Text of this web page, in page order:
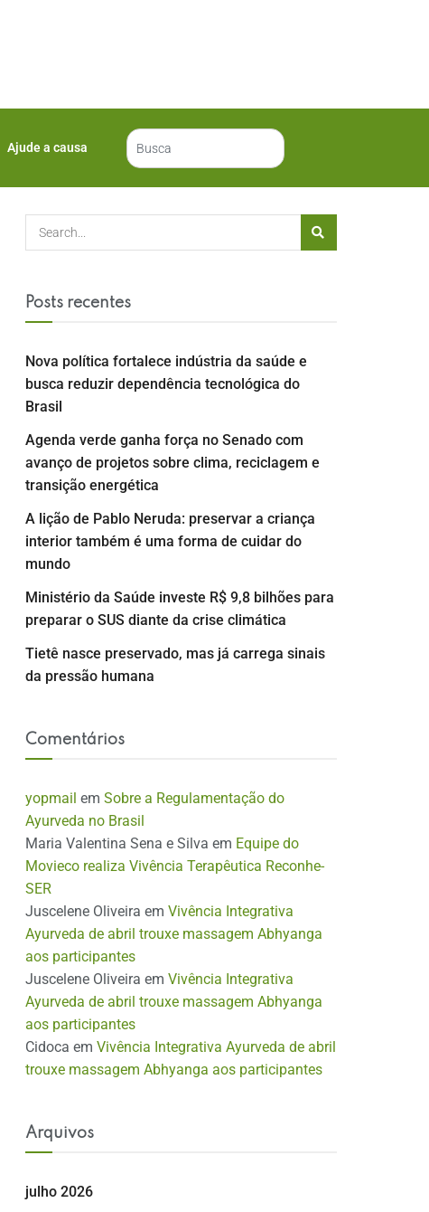
Ajude a causa
Posts recentes
Nova política fortalece indústria da saúde e
busca reduzir dependência tecnológica do
Brasil
Agenda verde ganha força no Senado com
avanço de projetos sobre clima, reciclagem e
transição energética
A lição de Pablo Neruda: preservar a criança
interior também é uma forma de cuidar do
mundo
Ministério da Saúde investe R$ 9,8 bilhões para
preparar o SUS diante da crise climática
Tietê nasce preservado, mas já carrega sinais
da pressão humana
Comentários
yopmail em Sobre a Regulamentação do
Ayurveda no Brasil
Maria Valentina Sena e Silva em Equipe do
Movieco realiza Vivência Terapêutica Reconhe-
SER
Juscelene Oliveira em Vivência Integrativa
Ayurveda de abril trouxe massagem Abhyanga
aos participantes
Juscelene Oliveira em Vivência Integrativa
Ayurveda de abril trouxe massagem Abhyanga
aos participantes
Cidoca em Vivência Integrativa Ayurveda de abril
trouxe massagem Abhyanga aos participantes
Arquivos
julho 2026